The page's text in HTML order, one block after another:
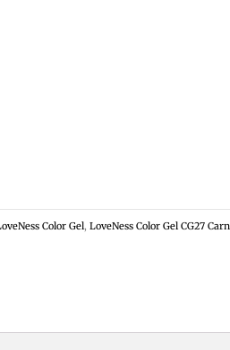
Color Gel, LoveNess Color Gel CG27